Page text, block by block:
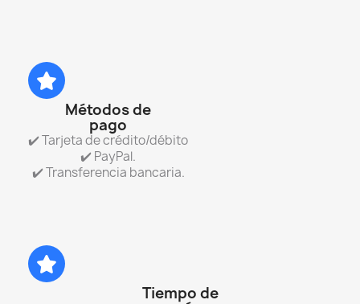
Métodos de
pago
✔️ Tarjeta de crédito/débito
✔️ PayPal.
✔️ Transferencia bancaria.
Tiempo de